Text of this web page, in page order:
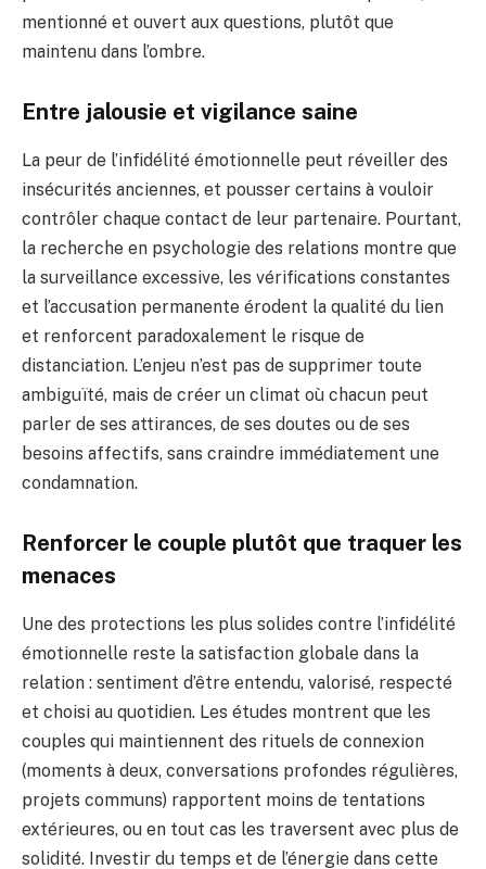
mentionné et ouvert aux questions, plutôt que
maintenu dans l’ombre.
Entre jalousie et vigilance saine
La peur de l’infidélité émotionnelle peut réveiller des
insécurités anciennes, et pousser certains à vouloir
contrôler chaque contact de leur partenaire. Pourtant,
la recherche en psychologie des relations montre que
la surveillance excessive, les vérifications constantes
et l’accusation permanente érodent la qualité du lien
et renforcent paradoxalement le risque de
distanciation. L’enjeu n’est pas de supprimer toute
ambiguïté, mais de créer un climat où chacun peut
parler de ses attirances, de ses doutes ou de ses
besoins affectifs, sans craindre immédiatement une
condamnation.
Renforcer le couple plutôt que traquer les
menaces
Une des protections les plus solides contre l’infidélité
émotionnelle reste la satisfaction globale dans la
relation : sentiment d’être entendu, valorisé, respecté
et choisi au quotidien. Les études montrent que les
couples qui maintiennent des rituels de connexion
(moments à deux, conversations profondes régulières,
projets communs) rapportent moins de tentations
extérieures, ou en tout cas les traversent avec plus de
solidité. Investir du temps et de l’énergie dans cette